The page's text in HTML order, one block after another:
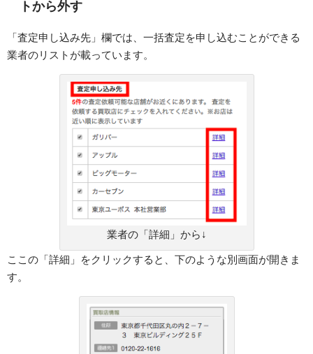
トから外す
「査定申し込み先」欄では、一括査定を申し込むことができる
業者のリストが載っています。
業者の「詳細」から↓
ここの「詳細」をクリックすると、下のような別画面が開きま
す。